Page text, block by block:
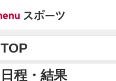
TOP
日程・結果